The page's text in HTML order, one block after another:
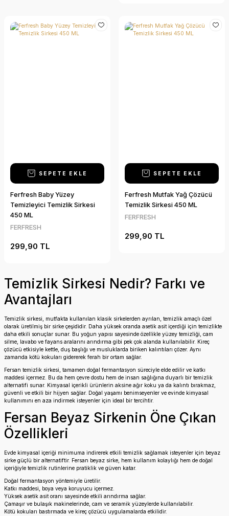
SEPETE EKLE
Ferfresh Baby Yüzey
Temizleyici Temizlik Sirkesi
450 ML
FERFRESH
299,90 TL
SEPETE EKLE
Ferfresh Mutfak Yağ Çözücü
Temizlik Sirkesi 450 ML
FERFRESH
299,90 TL
Temizlik Sirkesi Nedir? Farkı ve
Avantajları
Temizlik sirkesi, mutfakta kullanılan klasik sirkelerden ayrılan, temizlik amaçlı özel
olarak üretilmiş bir sirke çeşididir. Daha yüksek oranda asetik asit içerdiği için temizlikte
daha etkili sonuçlar sunar. Bu yoğun yapısı sayesinde özellikle yüzey temizliği, cam
silme, lavabo ve fayans aralarını arındırma gibi pek çok alanda kullanılabilir. Kireç
çözücü etkisiyle kettle, duş başlığı ve musluklarda biriken kalıntıları çözer. Aynı
zamanda kötü kokuları gidererek ferah bir ortam sağlar.
Fersan temizlik sirkesi, tamamen doğal fermantasyon süreciyle elde edilir ve katkı
maddesi içermez. Bu da hem çevre dostu hem de insan sağlığına duyarlı bir temizlik
alternatifi sunar. Kimyasal içerikli ürünlerin aksine ağır koku ya da kalıntı bırakmaz,
güvenli ve etkili bir hijyen sağlar. Doğal yaşamı benimseyenler ve evinde kimyasal
kullanımını en aza indirmek isteyenler için ideal bir tercihtir.
Fersan Beyaz Sirkenin Öne Çıkan
Özellikleri
Evde kimyasal içeriği minimuma indirerek etkili temizlik sağlamak isteyenler için beyaz
sirke güçlü bir alternatiftir. Fersan beyaz sirke, hem kullanım kolaylığı hem de doğal
içeriğiyle temizlik rutinlerine pratiklik ve güven katar.
Doğal fermantasyon yöntemiyle üretilir.
Katkı maddesi, boya veya koruyucu içermez.
Yüksek asetik asit oranı sayesinde etkili arındırma sağlar.
Çamaşır ve bulaşık makinelerinde, cam ve seramik yüzeylerde kullanılabilir.
Kötü kokuları bastırmada ve kireç çözücü uygulamalarda etkilidir.